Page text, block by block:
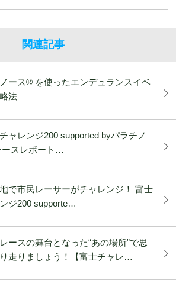
関連記事
ース®︎ を使ったエンデュランスイベ
法
チャレンジ200 supported byパラチノ
ースレポート…
で市民レーサーがチャレンジ！ 富士
ジ200 supporte…
ースの舞台となった“あの場所”で思
走りましょう！【富士チャレ…